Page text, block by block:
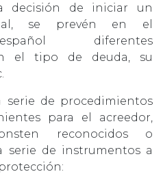
decisión de iniciar un
se prevén en el
diferentes
el tipo de deuda, su
serie de procedimientos
para el acreedor,
reconocidos o
serie de instrumentos a